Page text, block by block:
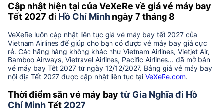
Cập nhật hiện tại của VeXeRe về giá vé máy bay
Tết 2027 đi Hồ Chí Minh ngày 7 tháng 8
VeXeRe luôn cập nhật liên tục giá vé máy bay tết 2027 của
Vietnam Airlines để giúp cho bạn có được vé máy bay giá cực
rẻ. Các hãng hàng không khác như Vietnam Airlines, Vietjet Air,
Bamboo Airways, Vietravel Airlines, Pacific Airlines... đã mở bán
vé máy bay Tết 2027 từ ngày 12/12/2027. Bảng giá vé máy bay
nội địa Tết 2027 được cập nhật liên tục tại VeXeRe.com.
Thời điểm săn vé máy bay từ Gia Nghĩa đi Hồ
Chí MinhTết 2027